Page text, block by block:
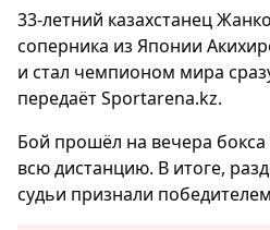
33-летний казахстанец
соперника из Японии
и стал чемпионом мира
передаёт Sportarena.kz.
Бой прошёл на вечера
всю дистанцию. В итоге,
судьи признали